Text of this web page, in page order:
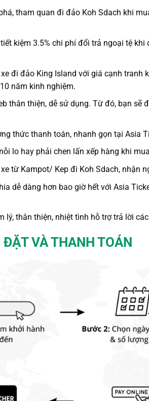
tham quan đi đảo Koh Sdach khi
kiệm 3.5% chi phí đổi trả ngoại tệ khi
đi đảo King Island với giá cạnh tranh
năm kinh nghiệm.
thân thiện, dễ sử dụng. Từ đó, bạn sẽ
thức thanh toán, nhanh gọn tại Asia
lo hay phải chen lấn xếp hàng khi
từ Kampot/ Kep đi Koh Sdach, nhận
dễ dàng hơn bao giờ hết với Asia
lý, thân thiện, nhiệt tình hỗ trợ trả lời
ĐẶT VÀ THANH TOÁN